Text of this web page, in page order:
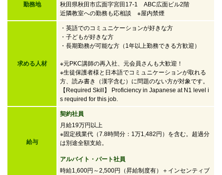
勤務地
秋田県秋田市広面字宮田17-1 ABC広面ビル2階
近隣教室への勤務も応相談 ※屋内禁煙
求める人材
・英語でのコミュニケーションが好きな方
・子どもが好きな方
・長期勤務が可能な方（1年以上勤務できる方歓迎）
※元PKC講師の再入社、元会員さんも大歓迎！
※生徒保護者様と日本語でコミュニケーションが取れる
方、読み書き（漢字含む）に問題のない方が対象です。
【Required Skill】 Proficiency in Japanese at N1 level i
s required for this job.
給与
契約社員
月給19万円以上
※固定残業代（7.8時間分：1万1,482円）を含む。超過分
は別途全額支給。
アルバイト・パート社員
時給1,600円～2,500円
（昇給制度有）＋インセンティブ